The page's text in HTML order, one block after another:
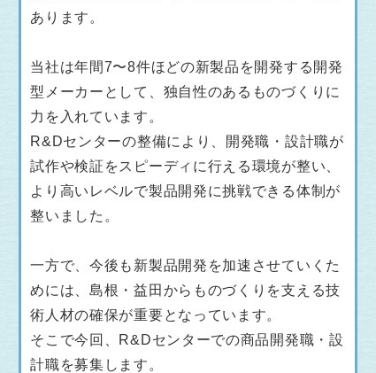
あります。
当社は年間7〜8件ほどの新製品を開発する開発
型メーカーとして、独自性のあるものづくりに
力を入れています。
R&Dセンターの整備により、開発職・設計職が
試作や検証をスピーディに行える環境が整い、
より高いレベルで製品開発に挑戦できる体制が
整いました。
一方で、今後も新製品開発を加速させていくた
めには、島根・益田からものづくりを支える技
術人材の確保が重要となっています。
そこで今回、R&Dセンターでの商品開発職・設
計職を募集します。